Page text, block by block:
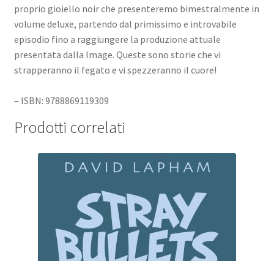
proprio gioiello noir che presenteremo bimestralmente in
volume deluxe, partendo dal primissimo e introvabile
episodio fino a raggiungere la produzione attuale
presentata dalla Image. Queste sono storie che vi
strapperanno il fegato e vi spezzeranno il cuore!
– ISBN: 9788869119309
Prodotti correlati